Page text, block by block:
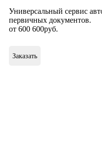
Универсальный сервис
первичных документов.
от 600 600руб.
Заказать